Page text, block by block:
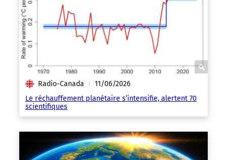
Radio-Canada | 11/06/2026
Le réchauffement planétaire s’intensifie, alertent 70
scientifiques